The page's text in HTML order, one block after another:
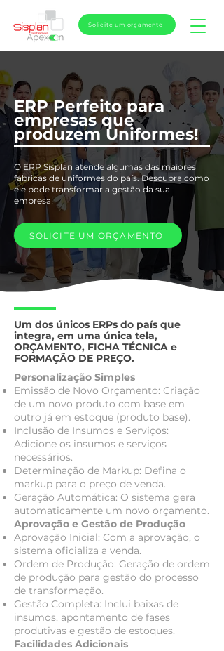
Solicite um orçamento
ERP Perfeito para
empresas que
produzem Uniformes!
O ERP Sisplan atende algumas das maiores
fábricas de uniformes do país. Descubra como
ele pode transformar a gestão da sua
empresa!
SOLICITE UM ORÇAMENTO
Um dos únicos ERPs do país que
integra, em uma única tela,
ORÇAMENTO, FICHA TÉCNICA e
FORMAÇÃO DE PREÇO.
Personalização Simples
Emissão de Novo Orçamento: Criação
de um novo produto com base em
outro já em estoque (produto base).
Inclusão de Insumos e Serviços:
Adicione os insumos e serviços
necessários.
Determinação de Markup: Defina o
markup para o preço de venda.
Geração Automática: O sistema gera
automaticamente um novo orçamento.
Aprovação e Gestão de Produção
Aprovação Inicial: Com a aprovação, o
sistema oficializa a venda.
Ordem de Produção: Geração de ordem
de produção para gestão do processo
de transformação.
Gestão Completa: Inclui baixas de
insumos, apontamento de fases
produtivas e gestão de estoques.
Facilidades Adicionais